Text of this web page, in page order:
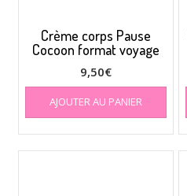
Crème corps Pause
Cocoon format voyage
9,50€
AJOUTER AU PANIER